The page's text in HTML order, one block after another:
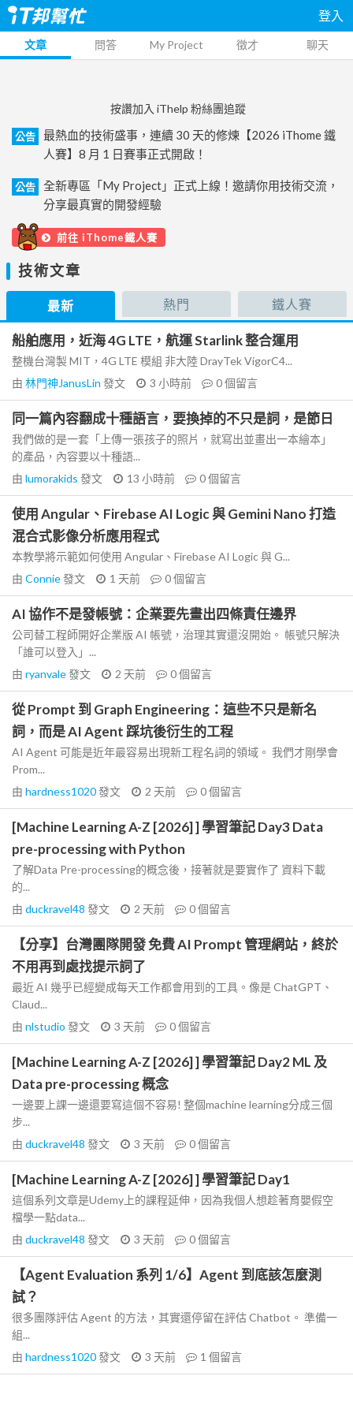
登入
文章 問答 My Project 徵才 聊天
按讚加入 iThelp 粉絲團追蹤
公告
最熱血的技術盛事，連續 30 天的修煉【2026 iThome 鐵
人賽】8 月 1 日賽事正式開啟！
公告
全新專區「My Project」正式上線！邀請你用技術交流，
分享最真實的開發經驗
前往 iThome鐵人賽
技術文章
最新 熱門 鐵人賽
船舶應用，近海 4G LTE，航運 Starlink 整合運用
整機台灣製 MIT，4G LTE 模組 非大陸 DrayTek VigorC4...
由 林門神JanusLin 發文 3 小時前 0個留言
同一篇內容翻成十種語言，要換掉的不只是詞，是節日
我們做的是一套「上傳一張孩子的照片，就寫出並畫出一本繪本」
的產品，內容要以十種語...
由 lumorakids 發文 13 小時前 0個留言
使用 Angular、Firebase AI Logic 與 Gemini Nano 打造
混合式影像分析應用程式
本教學將示範如何使用 Angular、Firebase AI Logic 與 G...
由 Connie發文 1 天前 0個留言
AI 協作不是發帳號：企業要先畫出四條責任邊界
公司替工程師開好企業版 AI 帳號，治理其實還沒開始。 帳號只解決
「誰可以登入」...
由 ryanvale發文 2 天前 0個留言
從 Prompt 到 Graph Engineering：這些不只是新名
詞，而是 AI Agent 踩坑後衍生的工程
AI Agent 可能是近年最容易出現新工程名詞的領域。 我們才剛學會
Prom...
由 hardness1020發文 2 天前 0個留言
[Machine Learning A-Z [2026] ] 學習筆記 Day3 Data
pre-processing with Python
了解Data Pre-processing的概念後，接著就是要實作了 資料下載
的...
由 duckravel48 發文 2 天前 0個留言
【分享】台灣團隊開發 免費 AI Prompt 管理網站，終於
不用再到處找提示詞了
最近 AI 幾乎已經變成每天工作都會用到的工具。像是 ChatGPT、
Claud...
由 nlstudio 發文 3 天前 0個留言
[Machine Learning A-Z [2026] ] 學習筆記 Day2 ML 及
Data pre-processing 概念
一邊要上課一邊還要寫這個不容易! 整個machine learning分成三個
步...
由 duckravel48 發文 3 天前 0個留言
[Machine Learning A-Z [2026] ] 學習筆記 Day1
這個系列文章是Udemy上的課程延伸，因為我個人想趁著育嬰假空
檔學一點data...
由 duckravel48 發文 3 天前 0個留言
【Agent Evaluation 系列 1/6】Agent 到底該怎麼測
試？
很多團隊評估 Agent 的方法，其實還停留在評估 Chatbot。 準備一
組...
由 hardness1020發文 3 天前 1 個留言